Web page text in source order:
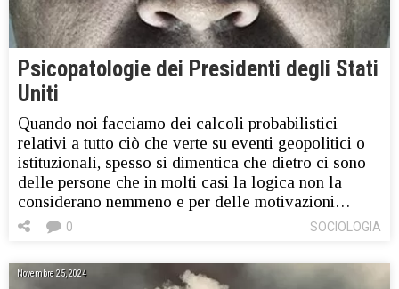
Psicopatologie dei Presidenti degli Stati
Uniti
Quando noi facciamo dei calcoli probabilistici
relativi a tutto ciò che verte su eventi geopolitici o
istituzionali, spesso si dimentica che dietro ci sono
delle persone che in molti casi la logica non la
considerano nemmeno e per delle motivazioni…
SOCIOLOGIA
0
Novembre 25, 2024